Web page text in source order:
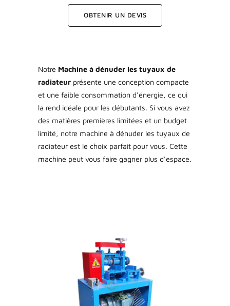
OBTENIR UN DEVIS
Notre Machine à dénuder les tuyaux de
radiateurprésente une conception compacte
et une faible consommation d'énergie, ce qui
la rend idéale pour les débutants. Si vous avez
des matières premières limitées et un budget
limité, notre machine à dénuder les tuyaux de
radiateur est le choix parfait pour vous. Cette
machine peut vous faire gagner plus d'espace.